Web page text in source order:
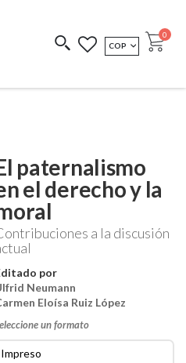
REDIMIR CÓDIGO
MONEDA
COP Cart
0
paternalismo
el derecho y la
a la discusión
por
Neumann
Eloísa Ruiz López
un formato
Impreso